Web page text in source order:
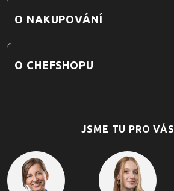
O NAKUPOVÁNÍ
O CHEFSHOPU
JSME TU PRO VÁS